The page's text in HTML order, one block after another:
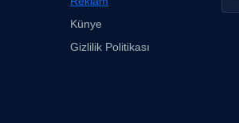
Künye
Gizlilik Politikası